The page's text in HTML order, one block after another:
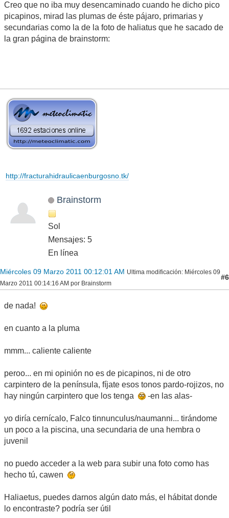
Creo que no iba muy desencaminado cuando he dicho pico
picapinos, mirad las plumas de éste pájaro, primarias y
secundarias como la de la foto de haliatus que he sacado de
la gran página de brainstorm:
http://fracturahidraulicaenburgosno.tk/
Brainstorm
Sol
Mensajes: 5
En línea
Miércoles 09 Marzo 2011 00:12:01 AM Ultima modificación: Miércoles 09
Marzo 2011 00:14:16 AM por Brainstorm
#6
de nada!
en cuanto a la pluma
mmm... caliente caliente
peroo... en mi opinión no es de picapinos, ni de otro
carpintero de la península, fíjate esos tonos pardo-rojizos, no
hay ningún carpintero que los tenga
-en las alas-
yo diría cernícalo, Falco tinnunculus/naumanni... tirándome
un poco a la piscina, una secundaria de una hembra o
juvenil
no puedo acceder a la web para subir una foto como has
hecho tú, cawen
Haliaetus, puedes darnos algún dato más, el hábitat donde
lo encontraste? podría ser útil